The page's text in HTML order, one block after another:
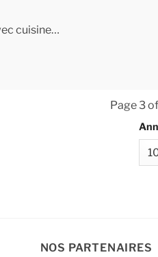
cuisine…
Page 3
NOS PARTENAIRES